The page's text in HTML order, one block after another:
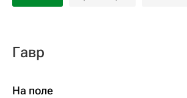
Гавр
На поле